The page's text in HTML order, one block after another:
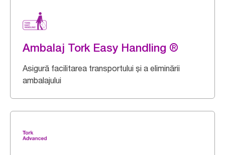
Ambalaj Tork Easy Handling ®
Asigură facilitarea transportului și a eliminării
ambalajului